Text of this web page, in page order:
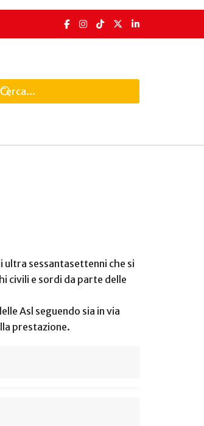
ultra sessantasettenni che si
civili e sordi da parte delle
Asl seguendo sia in via
prestazione.